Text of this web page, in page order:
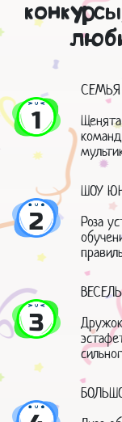
1
2
ШОУ
Роза
3